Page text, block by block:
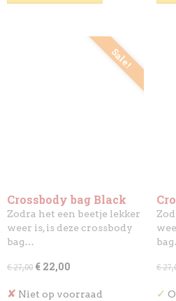
Sale!
Crossbody bag Black
Sabbath
Zodra het een beetje lekker
weer is, is deze crossbody
bag…
€ 27,00 € 22,00
✘ Niet op voorraad
€
✓